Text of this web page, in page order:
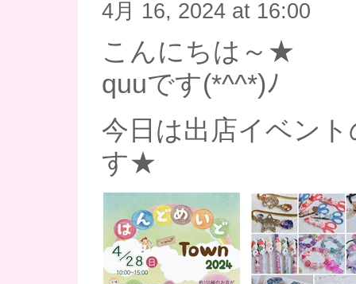
4月 16, 2024 at 16:00
こんにちは～★
quuです(*^^*)ﾉ
今日は出店イベン
す★